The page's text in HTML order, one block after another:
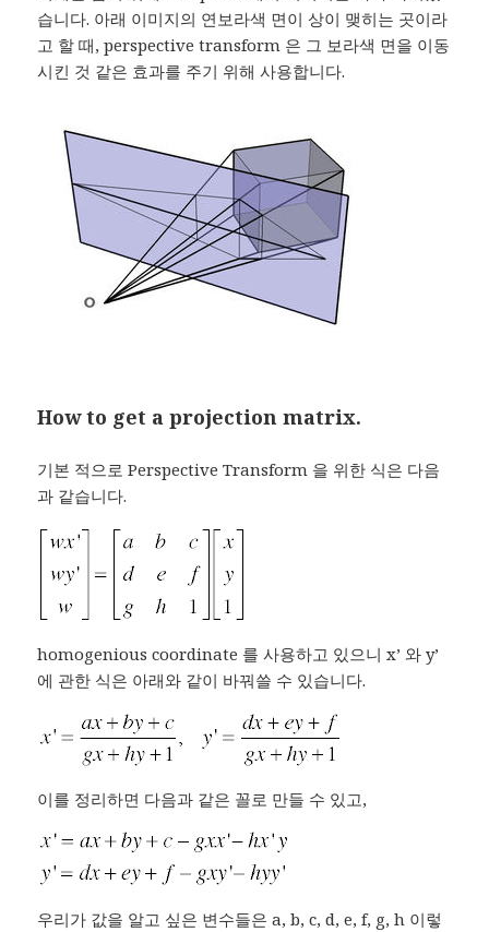
습니다. 아래 이미지의 연보라색 면이 상이 맺히는 곳이라
고 할 때, perspective transform 은 그 보라색 면을 이동
시킨 것 같은 효과를 주기 위해 사용합니다.
How to get a projection matrix.
기본 적으로 Perspective Transform 을 위한 식은 다음
과 같습니다.
homogenious coordinate 를 사용하고 있으니 x’ 와 y’
에 관한 식은 아래와 같이 바꿔쓸 수 있습니다.
이를 정리하면 다음과 같은 꼴로 만들 수 있고,
우리가 값을 알고 싶은 변수들은 a, b, c, d, e, f, g, h 이렇